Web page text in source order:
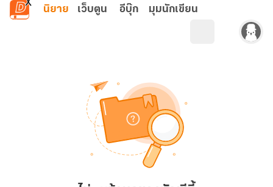
ข้ามไปยังเนื้อหาหลัก
นิยาย เว็บตูน อีบุ๊ก มุมนักเขียน